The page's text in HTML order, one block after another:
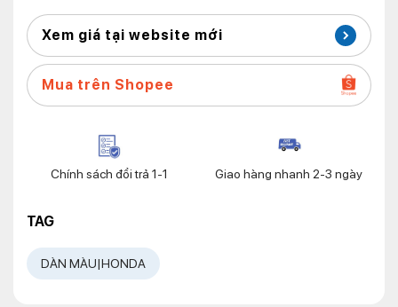
Xem giá tại website mới
Mua trên Shopee
Chính sách đổi trả 1-1 Giao hàng nhanh 2-3 ngày
TAG
DÀN MÀU|HONDA